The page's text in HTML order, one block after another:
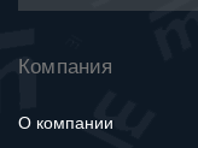
Компания
О компании